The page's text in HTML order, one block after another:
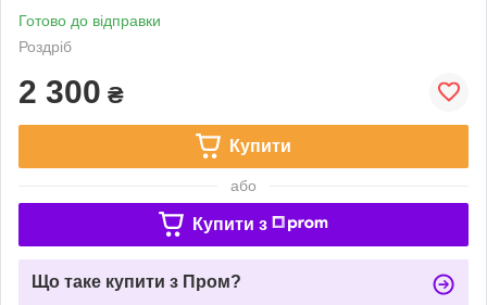
Готово до відправки
Роздріб
2 300 ₴
Купити
або
Купити з
Що таке купити з Пром?